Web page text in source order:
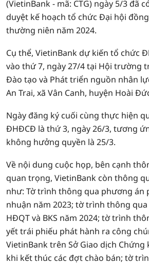
(VietinBank - mã: CTG) ngày 5/3 đã
duyệt kế hoạch tổ chức Đại hội
thường niên năm 2024.
Cụ thể, VietinBank dự kiến tổ chức
vào thứ 7, ngày 27/4 tại Hội trường
Đào tạo và Phát triển nguồn nhân
An Trai, xã Vân Canh, huyện Hoài
Ngày đăng ký cuối cùng thực hiện
ĐHĐCĐ là thứ 3, ngày 26/3, tương
không hưởng quyền là 25/3.
Về nội dung cuộc họp, bên cạnh
quan trọng, VietinBank còn thông
như: Tờ trình thông qua phương án
nhuận năm 2023; tờ trình thông
HĐQT và BKS năm 2024; tờ trình
yết trái phiếu phát hành ra công
VietinBank trên Sở Giao dịch Chứng
khi kết thúc các đợt chào bán; tờ